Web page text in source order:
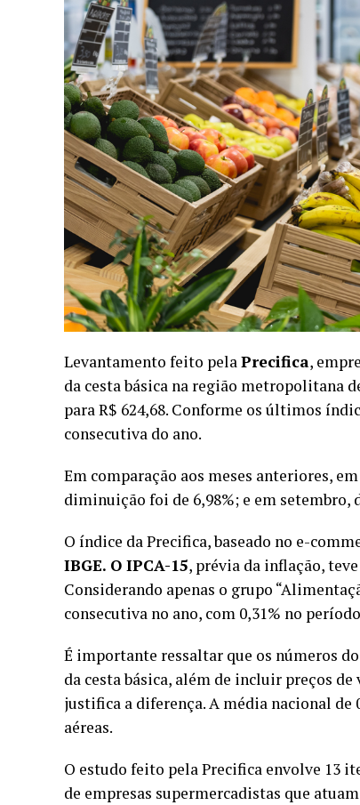
Levantamento feito pelaPrecifica,
da cesta básica na região metropolitana
para R$ 624,68. Conforme os últimos
consecutiva do ano.
Em comparação aos meses anteriores,
diminuição foi de 6,98%; e em setembro,
O índice da Precifica, baseado no e-
IBGE. O IPCA-15, prévia da inflação,
Considerando apenas o grupo
consecutiva no ano, com 0,31% no
É importante ressaltar que os números
da cesta básica, além de incluir preços
justifica a diferença. A média nacional de
aéreas.
O estudo feito pela Precifica envolve 13
de empresas supermercadistas que